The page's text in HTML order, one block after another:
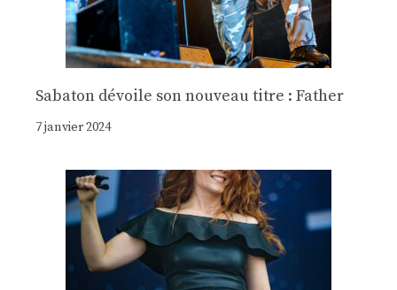
Sabaton dévoile son nouveau titre : Father
7 janvier 2024